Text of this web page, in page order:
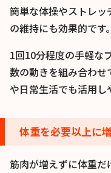
簡単な体操やストレ
の維持にも効果的です。
1回10分程度の手軽な
数の動きを組み合わ
や日常生活でも活用し
体重を必要以上に
筋肉が増えずに体重